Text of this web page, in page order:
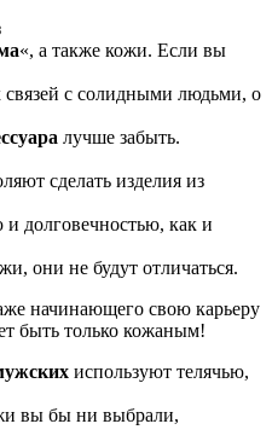
«, а также кожи. Если вы
с солидными людьми, о
лучше забыть.
сделать изделия из
долговечностью, как и
они не будут отличаться.
начинающего свою карьеру
быть только кожаным!
используют телячью,
вы бы ни выбрали,